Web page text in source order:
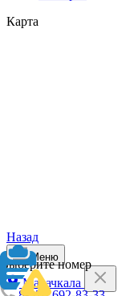
Карта
Назад
Выберите номер
Меню
Махачкала